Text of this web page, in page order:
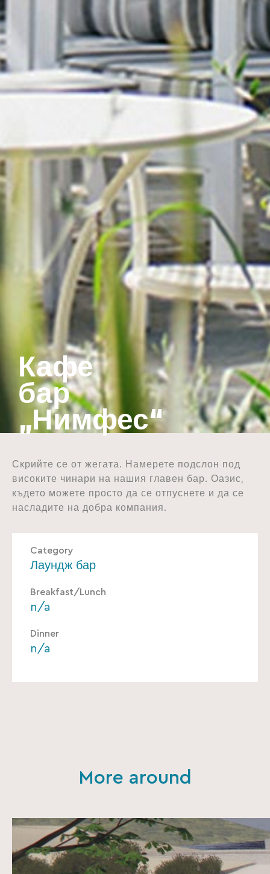
Кафе
бар
„Нимфес“
Скрийте се от жегата. Намерете подслон под
високите чинари на нашия главен бар. Оазис,
където можете просто да се отпуснете и да се
насладите на добра компания.
Category
Лаундж бар
Breakfast/Lunch
n/a
Dinner
n/a
More around